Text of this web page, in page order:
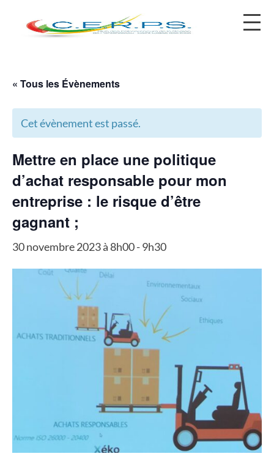
« Tous les Évènements
Cet évènement est passé.
Mettre en place une politique
d’achat responsable pour mon
entreprise : le risque d’être
gagnant ;
30 novembre 2023 à 8h00-9h30